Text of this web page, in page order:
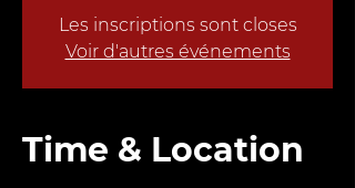
Les inscriptions sont closes
Voir d'autres événements
Time & Location